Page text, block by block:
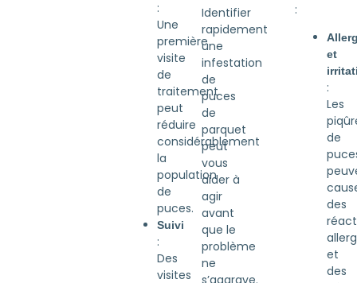
:
Une
première
visite
de
traitement
peut
réduire
considérablement
la
population
de
puces.
Suivi
:
Des
visites
Identifier
rapidement
une
infestation
de
puces
de
parquet
peut
vous
aider à
agir
avant
que le
problème
ne
s’aggrave.
:
et
:
Les
de
des
et
des